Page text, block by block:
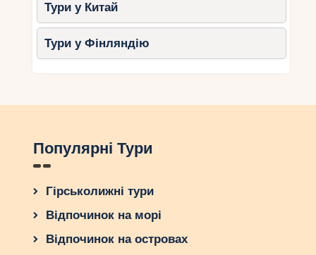
Тури у Китай
Тури у Фінляндію
Популярні Тури
Гірськолижні тури
Відпочинок на морі
Відпочинок на островах